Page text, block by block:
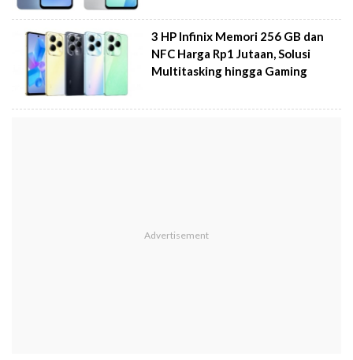
3 HP Infinix Memori 256 GB dan
NFC Harga Rp1 Jutaan, Solusi
Multitasking hingga Gaming